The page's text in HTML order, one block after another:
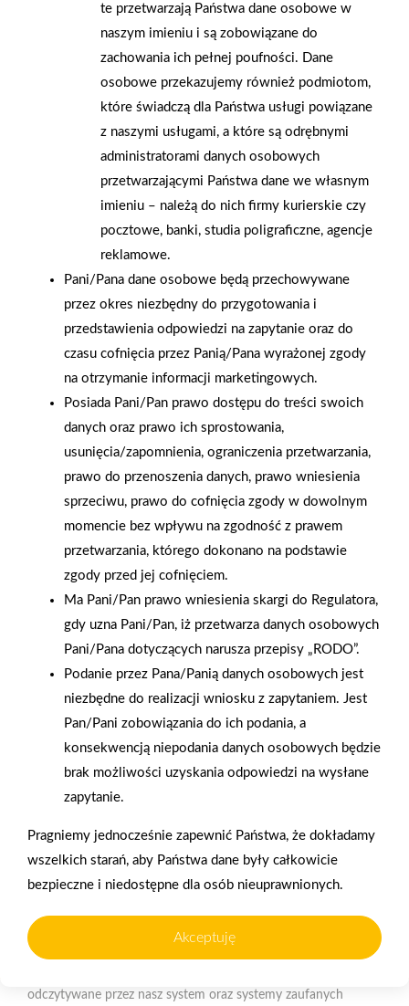
2026-01-15
Grupa PSB Handel S.A.
gra z WOŚP. Powstała
firmowa eSkarbonka na
rzecz gastroenterologii
dziecięcej
2026-01-12
Zacisze S.A. dołącza do
Grupy PSB. Sieć kończy
rok strategicznym
otwarciem po
Otwarcie sklepu PSB
Mrówka w Wyrzysku
naszych produktów
Zakupy w systemie
te przetwarzają Państwa dane osobowe w
naszym imieniu i są zobowiązane do
zachowania ich pełnej poufności. Dane
osobowe przekazujemy również podmiotom,
które świadczą dla Państwa usługi powiązane
z naszymi usługami, a które są odrębnymi
administratorami danych osobowych
przetwarzającymi Państwa dane we własnym
imieniu – należą do nich firmy kurierskie czy
pocztowe, banki, studia poligraficzne, agencje
reklamowe.
Pani/Pana dane osobowe będą przechowywane
przez okres niezbędny do przygotowania i
przedstawienia odpowiedzi na zapytanie oraz do
czasu cofnięcia przez Panią/Pana wyrażonej zgody
na otrzymanie informacji marketingowych.
Posiada Pani/Pan prawo dostępu do treści swoich
danych oraz prawo ich sprostowania,
usunięcia/zapomnienia, ograniczenia przetwarzania,
prawo do przenoszenia danych, prawo wniesienia
sprzeciwu, prawo do cofnięcia zgody w dowolnym
momencie bez wpływu na zgodność z prawem
przetwarzania, którego dokonano na podstawie
zgody przed jej cofnięciem.
Ma Pani/Pan prawo wniesienia skargi do Regulatora,
gdy uzna Pani/Pan, iż przetwarza danych osobowych
Pani/Pana dotyczących narusza przepisy „RODO”.
Podanie przez Pana/Panią danych osobowych jest
niezbędne do realizacji wniosku z zapytaniem. Jest
Pan/Pani zobowiązania do ich podania, a
konsekwencją niepodania danych osobowych będzie
brak możliwości uzyskania odpowiedzi na wysłane
zapytanie.
Pragniemy jednocześnie zapewnić Państwa, że dokładamy
wszelkich starań, aby Państwa dane były całkowicie
bezpieczne i niedostępne dla osób nieuprawnionych.
Akceptuję
Polityka plików cookies
Nasz serwis internetowy wykorzystuje pliki cookies w celu
użytkowania oraz analizy ruchu na stronie.
Cookies to niewielkie pliki tekstowe zapisywane na urządzeniu
użytkownika (komputerze, tablecie, smartfonie) podczas
odczytywane przez nasz system oraz systemy zaufanych